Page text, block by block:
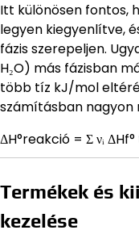
Itt különösen fontos,
legyen kiegyenlítve,
fázis szerepeljen.
H₂O) más fázisban
több tíz kJ/mol
számításban nagyon
ΔH°reakció = Σ νᵢ
Termékek és
kezelése